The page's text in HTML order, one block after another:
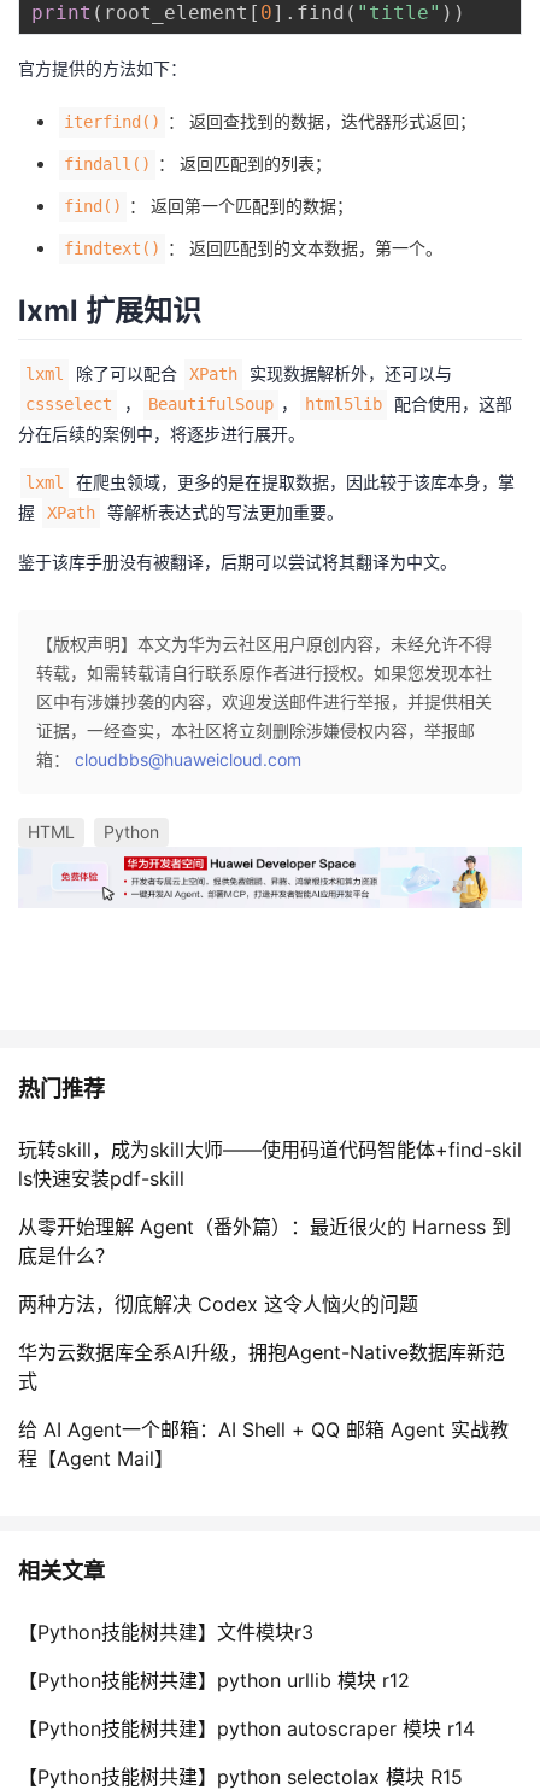
print ( root_element [ 0] . find ( "title" ) )
官方提供的方法如下：
iterfind() ： 返回查找到的数据，迭代器形式返回；
findall() ： 返回匹配到的列表；
find() ： 返回第一个匹配到的数据；
findtext() ： 返回匹配到的文本数据，第一个。
lxml 扩展知识
lxml 除了可以配合 XPath 实现数据解析外，还可以与
cssselect ， BeautifulSoup ， html5lib
配合使用，这部
分在后续的案例中，将逐步进行展开。
lxml
在爬虫领域，更多的是在提取数据，因此较于该库本身，掌
握
XPath 等解析表达式的写法更加重要。
鉴于该库手册没有被翻译，后期可以尝试将其翻译为中文。
【版权声明】本文为华为云社区用户原创内容，未经允许不得
转载，如需转载请自行联系原作者进行授权。如果您发现本社
区中有涉嫌抄袭的内容，欢迎发送邮件进行举报，并提供相关
证据，一经查实，本社区将立刻删除涉嫌侵权内容，举报邮
箱： cloudbbs@huaweicloud.com
HTML Python
热门推荐
玩转skill，成为skill大师——使用码道代码智能体+find-skil
ls快速安装pdf-skill
从零开始理解 Agent（番外篇）：最近很火的 Harness 到
底是什么？
两种方法，彻底解决 Codex 这令人恼火的问题
华为云数据库全系AI升级，拥抱Agent-Native数据库新范
式
给 AI Agent一个邮箱：AI Shell + QQ 邮箱 Agent 实战教
程【Agent Mail】
相关文章
【Python技能树共建】文件模块r3
【Python技能树共建】python urllib 模块 r12
【Python技能树共建】python autoscraper 模块 r14
【Python技能树共建】python selectolax 模块 R15